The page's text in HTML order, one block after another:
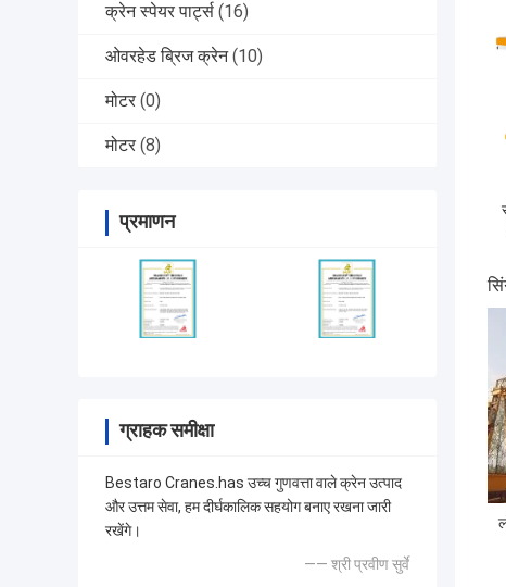
क्रेन स्पेयर पार्ट्स (16)
ओवरहेड ब्रिज क्रेन (10)
मोटर (0)
मोटर (8)
प्रमाणन
ग्राहक समीक्षा
Bestaro Cranes.has उच्च गुणवत्ता वाले क्रेन उत्पाद
और उत्तम सेवा, हम दीर्घकालिक सहयोग बनाए रखना जारी
रखेंगे।
—— श्री प्रवीण सुर्वे